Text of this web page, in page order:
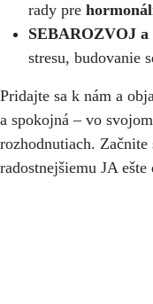
rady pre
SEBAROZVOJ
stresu, budovanie
Pridajte sa k nám a
a spokojná – vo
rozhodnutiach.
radostnejšiemu JA ešte